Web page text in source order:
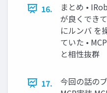
16.
まとめ •
が良くでき
にルンバ を
ていた •
と相性抜群
17.
今回の話の